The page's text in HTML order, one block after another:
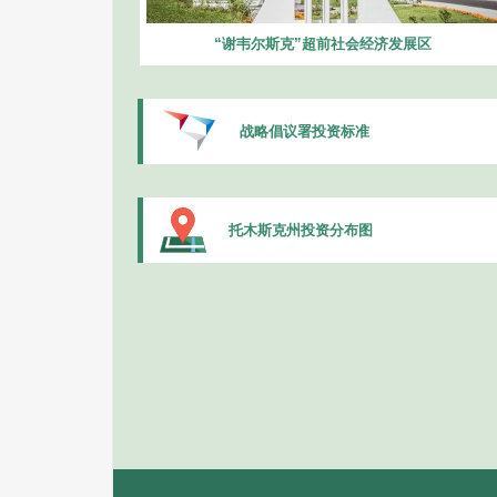
“谢韦尔斯克”超前社会经济发展区
战略倡议署投资标准
托木斯克州投资分布图